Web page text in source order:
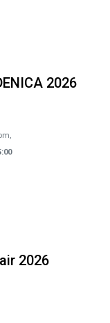
2026
2026